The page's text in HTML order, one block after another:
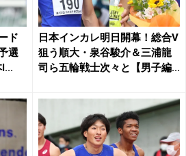
ド
選
日本インカレ明日開幕！総合V
狙う順大・泉谷駿介＆三浦龍
司ら五輪戦士次々と【男子編...